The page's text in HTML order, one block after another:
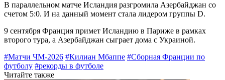
В параллельном матче Исландия разгромила Азербайджан со
счетом 5:0. И на данный момент стала лидером группы D.
9 сентября Франция примет Исландию в Париже в рамках
второго тура, а Азербайджан сыграет дома с Украиной.
#Матчи ЧМ-2026 #Килиан Мбаппе #Сборная Франции по
футболу #рекорды в футболе
Читайте также